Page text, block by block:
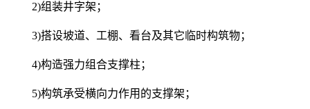
2)组装井字架；
3)搭设坡道、工棚、看台及其它临时构筑物；
4)构造强力组合支撑柱；
5)构筑承受横向力作用的支撑架；